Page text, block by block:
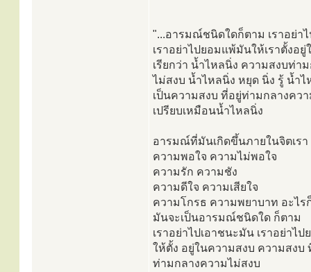
"...อารมณ์ชนิดใดก็ตาม เราอย่า
เราอย่าไปยอมแพ้มันให้เราตั้งอ
เรียกว่า น้ำไหลนิ่ง ความสงบท่า
ไม่สงบ น้ำไหลนิ่ง หยุด นิ่ง รู้ น้ำไ
เป็นความสงบ ที่อยู่ท่ามกลางคว
เปรียบเหมือนน้ำไหลนิ่ง
อารมณ์ที่มันเกิดขึ้นภายในจิตเรา
ความพอใจ ความไม่พอใจ
ความรัก ความชัง
ความดีใจ ความเสียใจ
ความโกรธ ความพยาบาท อะไร
มันจะเป็นอารมณ์ชนิดใด ก็ตาม
เราอย่าไปเอาชนะมัน เราอย่าไ
ให้ตั้ง อยู่ในความสงบ ความสงบ
ท่ามกลางความไม่สงบ